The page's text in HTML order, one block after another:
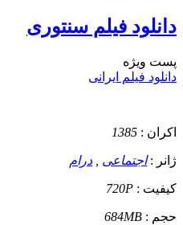
دانلود فیلم سنتوری
پست ويژه
دانلود فیلم ایرانی
اکران : 1385
ژانر :اجتماعی درام
کیفیت : 720P
حجم : 684MB